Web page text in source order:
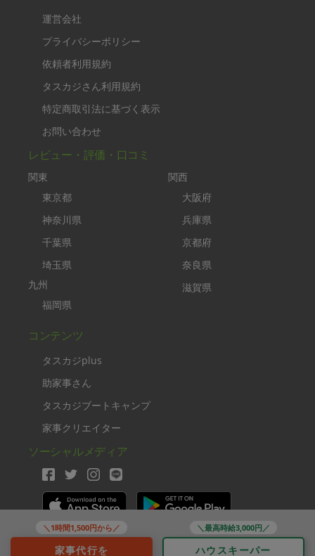
＼1時間1,500円から／
家事代行を
＼最高時給3,000円／
ハウスキーパー
運営会社
プライバシーポリシー
依頼者利用規約
タスカジさん利用規約
特定商取引法に基づく表示
お問い合わせ
レビュー・評価・口コミ
関東
東京都
神奈川県
千葉県
埼玉県
九州
福岡県
関西
大阪府
兵庫県
京都府
奈良県
滋賀県
コンテンツ
タスカジplus
助家事さん
タスカジブートキャンプ
家事クリエイター
ソーシャルメディア